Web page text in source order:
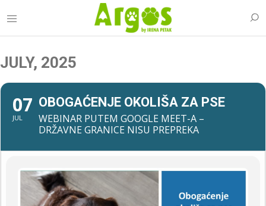
JULY, 2025
07
JUL
OBOGAĆENJE OKOLIŠA ZA PSE
WEBINAR PUTEM GOOGLE MEET-A –
DRŽAVNE GRANICE NISU PREPREKA